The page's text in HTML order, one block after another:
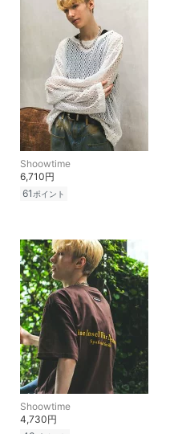
Shoowtime
6,710円
61 ポイント
Shoowtime
4,730円